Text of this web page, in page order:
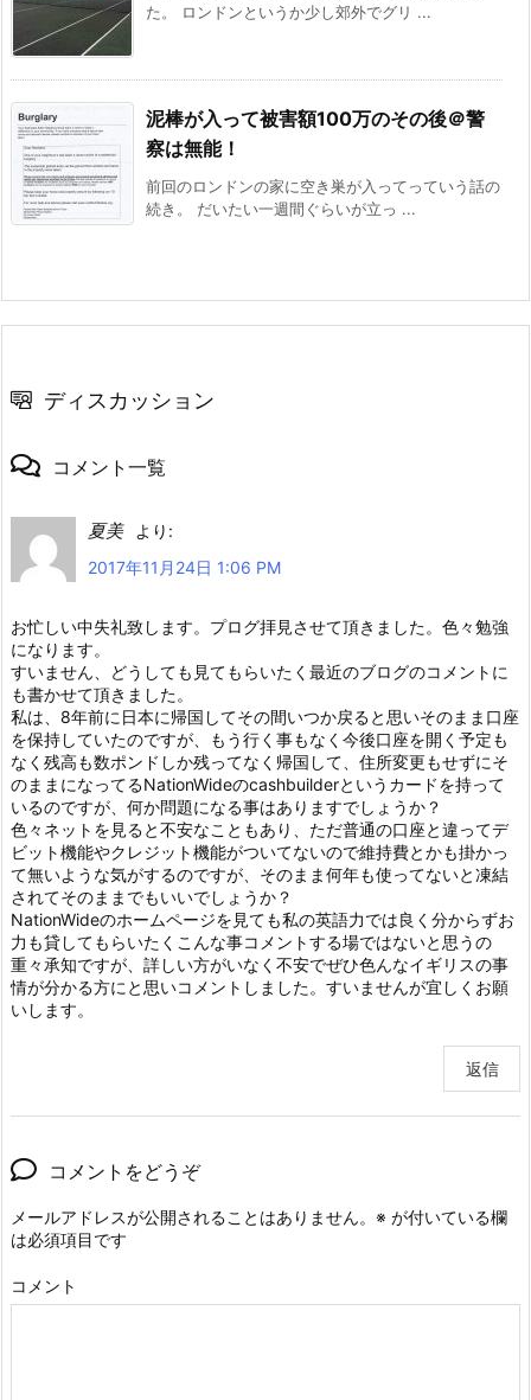
た。 ロンドンというか少し郊外でグリ ...
泥棒が入って被害額100万のその後＠警
察は無能！
前回のロンドンの家に空き巣が入ってっていう話の
続き。 だいたい一週間ぐらいが立っ ...
ディスカッション
コメント一覧
夏美
より:
2017年11月24日 1:06 PM
お忙しい中失礼致します。プログ拝見させて頂きました。色々勉強
になります。
すいません、どうしても見てもらいたく最近のブログのコメントに
も書かせて頂きました。
私は、8年前に日本に帰国してその間いつか戻ると思いそのまま口座
を保持していたのですが、もう行く事もなく今後口座を開く予定も
なく残高も数ポンドしか残ってなく帰国して、住所変更もせずにそ
のままになってるNationWideのcashbuilderというカードを持って
いるのですが、何か問題になる事はありますでしょうか？
色々ネットを見ると不安なこともあり、ただ普通の口座と違ってデ
ビット機能やクレジット機能がついてないので維持費とかも掛かっ
て無いような気がするのですが、そのまま何年も使ってないと凍結
されてそのままでもいいでしょうか？
NationWideのホームページを見ても私の英語力では良く分からずお
力も貸してもらいたくこんな事コメントする場ではないと思うの
重々承知ですが、詳しい方がいなく不安でぜひ色んなイギリスの事
情が分かる方にと思いコメントしました。すいませんが宜しくお願
いします。
返信
コメントをどうぞ
メールアドレスが公開されることはありません。 ※ が付いている欄
は必須項目です
コメント